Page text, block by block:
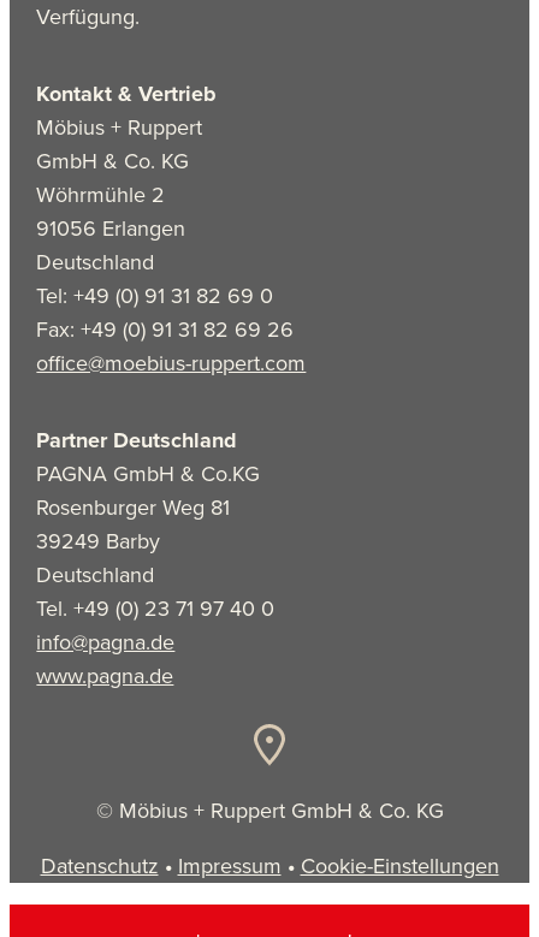
Verfügung.
Kontakt & Vertrieb
Möbius + Ruppert
GmbH & Co. KG
Wöhrmühle 2
91056 Erlangen
Deutschland
Tel: +49 (0) 91 31 82 69 0
Fax: +49 (0) 91 31 82 69 26
office@moebius-ruppert.com
Partner Deutschland
PAGNA GmbH & Co.KG
Rosenburger Weg 81
39249 Barby
Deutschland
Tel. +49 (0) 23 71 97 40 0
info@pagna.de
www.pagna.de
© Möbius + Ruppert GmbH & Co. KG
Datenschutz • Impressum • Cookie-Einstellungen